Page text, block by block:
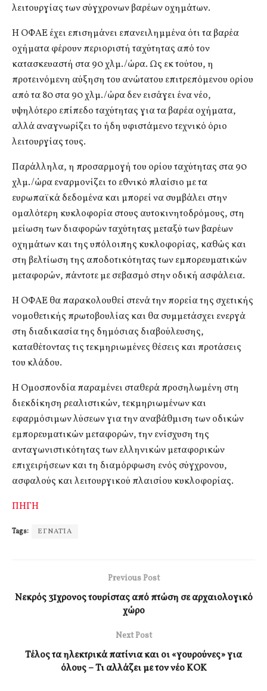
λειτουργίας των σύγχρονων βαρέων οχημάτων.
Η ΟΦΑΕ έχει επισημάνει επανειλημμένα ότι τα βαρέα
οχήματα φέρουν περιοριστή ταχύτητας από τον
κατασκευαστή στα 90 χλμ./ώρα. Ως εκ τούτου, η
προτεινόμενη αύξηση του ανώτατου επιτρεπόμενου ορίου
από τα 80 στα 90 χλμ./ώρα δεν εισάγει ένα νέο,
υψηλότερο επίπεδο ταχύτητας για τα βαρέα οχήματα,
αλλά αναγνωρίζει το ήδη υφιστάμενο τεχνικό όριο
λειτουργίας τους.
Παράλληλα, η προσαρμογή του ορίου ταχύτητας στα 90
χλμ./ώρα εναρμονίζει το εθνικό πλαίσιο με τα
ευρωπαϊκά δεδομένα και μπορεί να συμβάλει στην
ομαλότερη κυκλοφορία στους αυτοκινητοδρόμους, στη
μείωση των διαφορών ταχύτητας μεταξύ των βαρέων
οχημάτων και της υπόλοιπης κυκλοφορίας, καθώς και
στη βελτίωση της αποδοτικότητας των εμπορευματικών
μεταφορών, πάντοτε με σεβασμό στην οδική ασφάλεια.
Η ΟΦΑΕ θα παρακολουθεί στενά την πορεία της σχετικής
νομοθετικής πρωτοβουλίας και θα συμμετάσχει ενεργά
στη διαδικασία της δημόσιας διαβούλευσης,
καταθέτοντας τις τεκμηριωμένες θέσεις και προτάσεις
του κλάδου.
Η Ομοσπονδία παραμένει σταθερά προσηλωμένη στη
διεκδίκηση ρεαλιστικών, τεκμηριωμένων και
εφαρμόσιμων λύσεων για την αναβάθμιση των οδικών
εμπορευματικών μεταφορών, την ενίσχυση της
ανταγωνιστικότητας των ελληνικών μεταφορικών
επιχειρήσεων και τη διαμόρφωση ενός σύγχρονου,
ασφαλούς και λειτουργικού πλαισίου κυκλοφορίας.
ΠΗΓΗ
Tags: ΕΓΝΑΤΊΑ
Previous Post
Νεκρός 31χρονος τουρίστας από πτώση σε αρχαιολογικό
χώρο
Next Post
Τέλος τα ηλεκτρικά πατίνια και οι «γουρούνες» για
όλους – Τι αλλάζει με τον νέο ΚΟΚ